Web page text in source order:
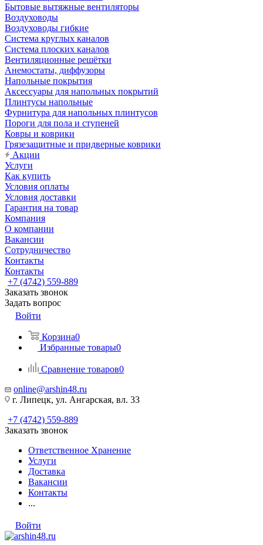
Бытовые вытяжные вентиляторы
Воздуховоды
Воздуховоды гибкие
Система круглых каналов
Система плоских каналов
Вентиляционные решётки
Анемостаты, диффузоры
Напольные покрытия
Аксессуары для напольных покрытий
Плинтусы напольные
Фурнитура для напольных плинтусов
Пороги для пола и ступеней
Ковры и коврики
Грязезащитные и придверные коврики
Акции
Услуги
Как купить
Условия оплаты
Условия доставки
Гарантия на товар
Компания
О компании
Вакансии
Сотрудничество
Контакты
Контакты
+7 (4742) 559-889
Заказать звонок
Задать вопрос
Войти
Корзина0
Избранные товары0
Сравнение товаров0
online@arshin48.ru
г. Липецк, ул. Ангарская, вл. 33
+7 (4742) 559-889
Заказать звонок
Ответственное Хранение
Услуги
Доставка
Вакансии
Контакты
...
Войти